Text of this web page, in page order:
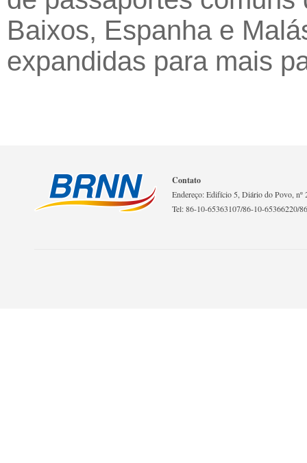
Baixos, Espanha e
expandidas para mais
Contato
Endereço: Edifício 5, Diário do Povo,
Tel: 86-10-65363107/86-10-65366220/